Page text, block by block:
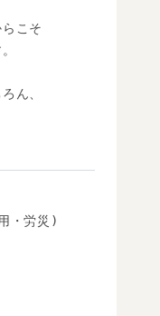
こそ
ん、
・労災)